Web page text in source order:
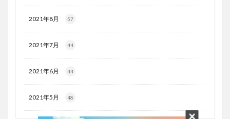
2021年8月 57
2021年7月 44
2021年6月 44
2021年5月 48